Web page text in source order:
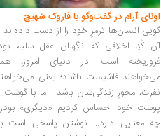
اونای آرام در گفت‌وگو با فاروک شهیچ‭
گویی انسان‌ها ترمزِ خود را از دست داده‌اند
آن کُدِ اخلاقی که نگهبان عقل سلیم
فروریخته است. در دنیای امروز،
می‌خواهند فاشیست باشند؛ یعنی
نفرت، محورِ زندگی‌شان باشد... ما با گوشت
پوست خود احساس کردیم «دیگری»
چه معنایی دارد... نوشتن پاسخی است